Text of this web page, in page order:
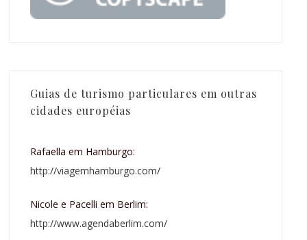
Guias de turismo particulares em outras
cidades européias
Rafaella em Hamburgo:
http://viagemhamburgo.com/
Nicole e Pacelli em Berlim:
http://www.agendaberlim.com/